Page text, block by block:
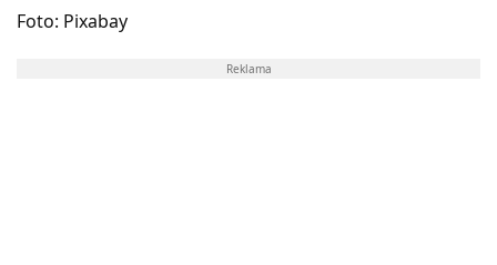
Foto: Pixabay
Reklama